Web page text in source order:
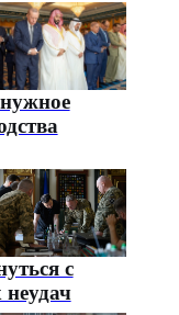
с
неудач